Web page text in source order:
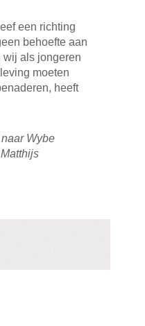
een richting
behoefte aan
wij als jongeren
moeten
heeft
Wybe